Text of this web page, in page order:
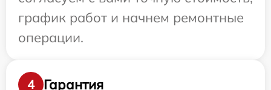
график работ и начнем ремонтные
операции.
4
Гарантия